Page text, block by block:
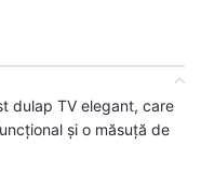
dulap TV elegant, care
și o măsuță de